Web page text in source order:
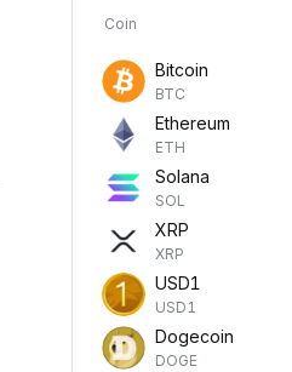
Coin
Bitcoin
BTC
Ethereum
ETH
Solana
SOL
XRP
XRP
USD1
USD1
Dogecoin
DOGE